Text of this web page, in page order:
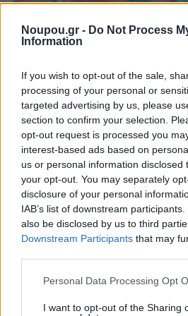
Noupou.gr - Do Not Process
Information
If you wish to opt-out of the sale,
processing of your personal or
targeted advertising by us, please
section to confirm your selection.
opt-out request is processed you
interest-based ads based on
us or personal information disclosed
your opt-out. You may separately
disclosure of your personal
IAB’s list of downstream
also be disclosed by us to third
Downstream Participants that may
Please note that this website/app
not limited to your visit or usage
Personal Data Processing Opt
I want to opt-out of the Sharing
ΤΑ ΠΡΟΣΩΠΑ ΤΗΣ ΕΠΟΜΕΝΗΣ
Ανδρέας
του Ιδρύματος